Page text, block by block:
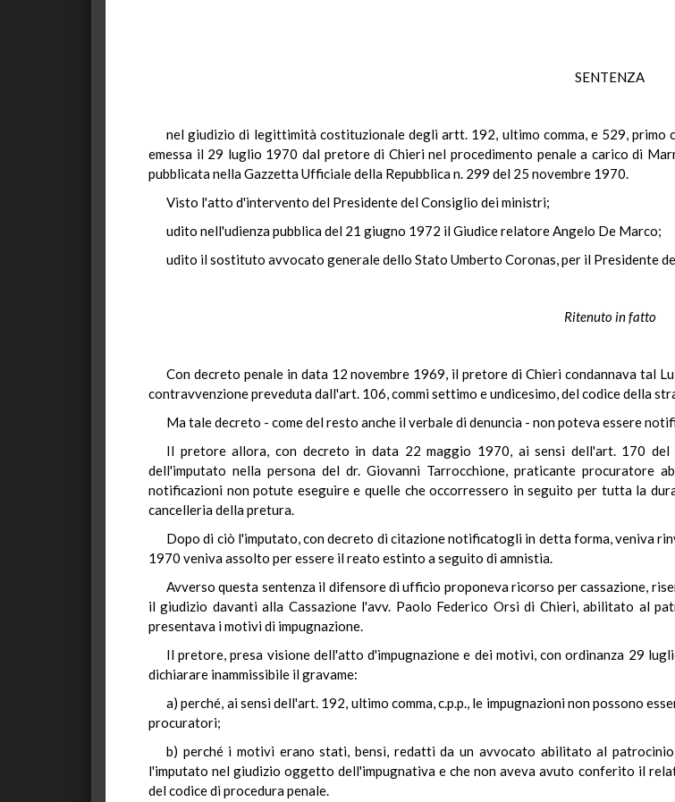
SENTENZA
nel giudizio di legittimità costituzionale degli artt. 192, ultimo comma, e 529, primo
emessa il 29 luglio 1970 dal pretore di Chieri nel procedimento penale a carico di
pubblicata nella Gazzetta Ufficiale della Repubblica n. 299 del 25 novembre 1970.
Visto l'atto d'intervento del Presidente del Consiglio dei ministri;
udito nell'udienza pubblica del 21 giugno 1972 il Giudice relatore Angelo De Marco;
udito il sostituto avvocato generale dello Stato Umberto Coronas, per il Presidente
Ritenuto in fatto
Con decreto penale in data 12 novembre 1969, il pretore di Chieri condannava tal
contravvenzione preveduta dall'art. 106, commi settimo e undicesimo, del codice della
Ma tale decreto - come del resto anche il verbale di denuncia - non poteva essere
Il pretore allora, con decreto in data 22 maggio 1970, ai sensi dell'art. 170 del
dell'imputato nella persona del dr. Giovanni Tarrocchione, praticante procuratore
notificazioni non potute eseguire e quelle che occorressero in seguito per tutta la
cancelleria della pretura.
Dopo di ciò l'imputato, con decreto di citazione notificatogli in detta forma, veniva
1970 veniva assolto per essere il reato estinto a seguito di amnistia.
Avverso questa sentenza il difensore di ufficio proponeva ricorso per cassazione,
il giudizio davanti alla Cassazione l'avv. Paolo Federico Orsi di Chieri, abilitato al
presentava i motivi di impugnazione.
Il pretore, presa visione dell'atto d'impugnazione e dei motivi, con ordinanza 29
dichiarare inammissibile il gravame:
a) perché, ai sensi dell'art. 192, ultimo comma, c.p.p., le impugnazioni non possono
procuratori;
b) perché i motivi erano stati, bensì, redatti da un avvocato abilitato al
l'imputato nel giudizio oggetto dell'impugnativa e che non aveva avuto conferito il
del codice di procedura penale.